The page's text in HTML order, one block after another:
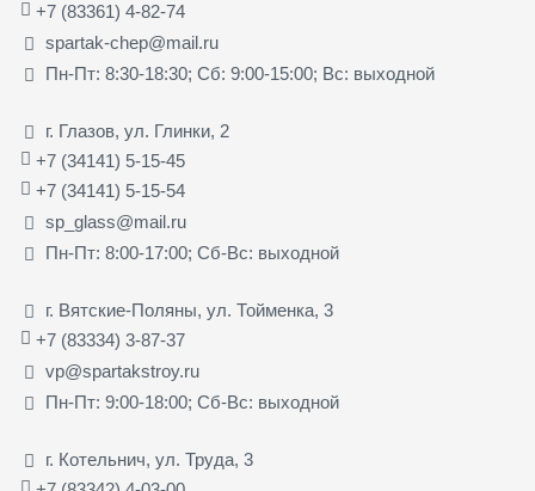
+7 (83361) 4-82-74
spartak-chep@mail.ru
Пн-Пт: 8:30-18:30; Сб: 9:00-15:00; Вс: выходной
г. Глазов, ул. Глинки, 2
+7 (34141) 5-15-45
+7 (34141) 5-15-54
sp_glass@mail.ru
Пн-Пт: 8:00-17:00; Сб-Вс: выходной
г. Вятские-Поляны, ул. Тойменка, 3
+7 (83334) 3-87-37
vp@spartakstroy.ru
Пн-Пт: 9:00-18:00; Сб-Вс: выходной
г. Котельнич, ул. Труда, 3